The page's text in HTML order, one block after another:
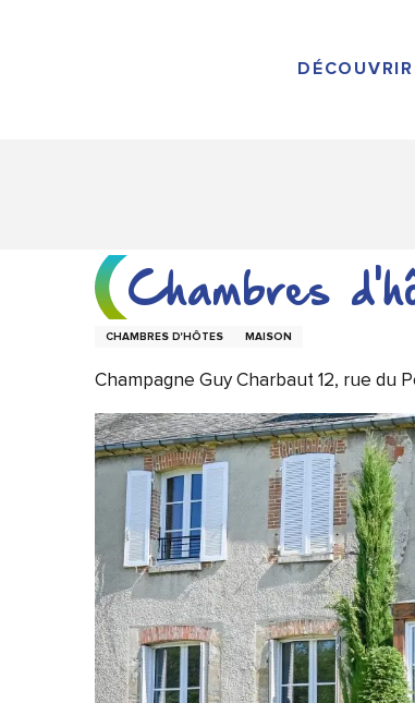
DÉCOUVRIR
Chambres
CHAMBRES D'HÔTES MAISON
Champagne Guy Charbaut 12, rue du